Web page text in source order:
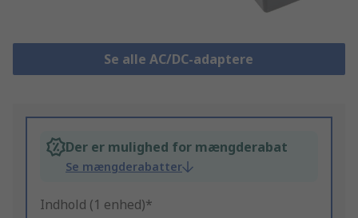
Se alle AC/DC-adaptere
Der er mulighed for mængderabat
Se mængderabatter
Indhold (1 enhed)*